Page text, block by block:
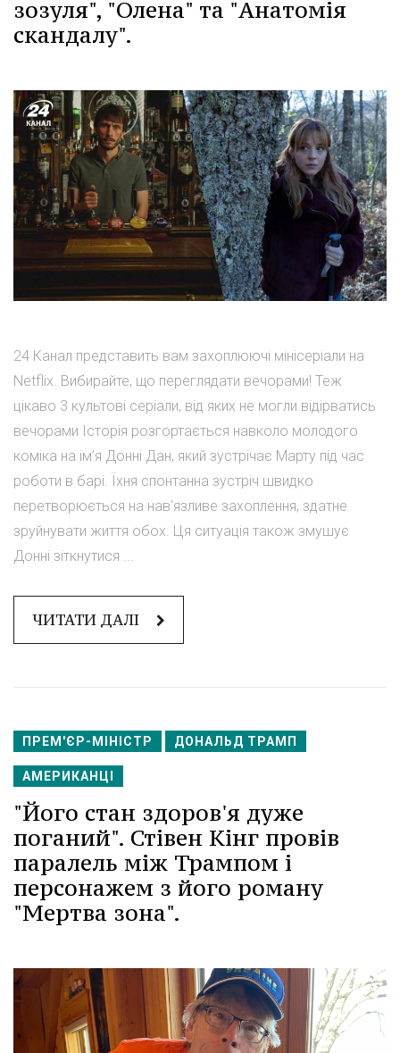
зозуля", "Олена" та "Анатомія
скандалу".
24 Канал представить вам захоплюючі мінісеріали на
Netflix. Вибирайте, що переглядати вечорами! Теж
цікаво 3 культові серіали, від яких не могли відірватись
вечорами Історія розгортається навколо молодого
коміка на ім’я Донні Дан, який зустрічає Марту під час
роботи в барі. Їхня спонтанна зустріч швидко
перетворюється на нав'язливе захоплення, здатне
зруйнувати життя обох. Ця ситуація також змушує
Донні зіткнутися ...
ЧИТАТИ ДАЛІ
ПРЕМ'ЄР-МІНІСТР ДОНАЛЬД ТРАМП
АМЕРИКАНЦІ
"Його стан здоров'я дуже
поганий". Стівен Кінг провів
паралель між Трампом і
персонажем з його роману
"Мертва зона".